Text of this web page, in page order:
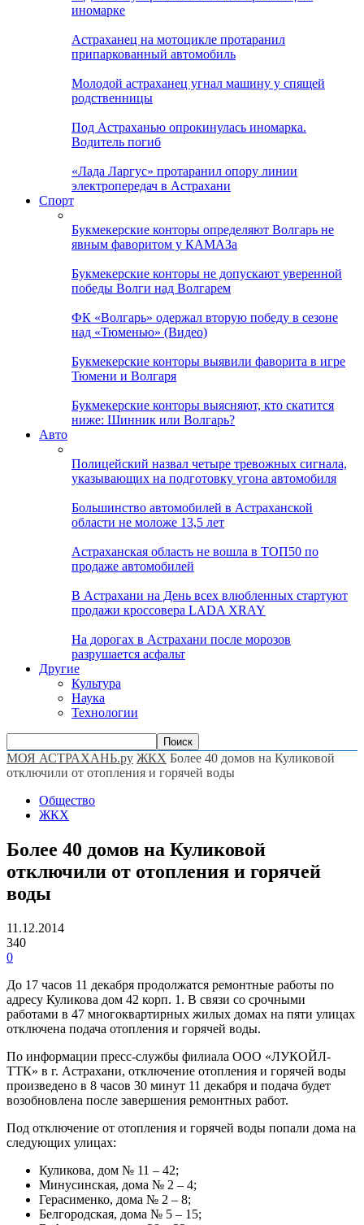
иномарке
Астраханец на мотоцикле протаранил
припаркованный автомобиль
Молодой астраханец угнал машину у спящей
родственницы
Под Астраханью опрокинулась иномарка.
Водитель погиб
«Лада Ларгус» протаранил опору линии
электропередач в Астрахани
Спорт
Букмекерские конторы определяют Волгарь не
явным фаворитом у КАМАЗа
Букмекерские конторы не допускают уверенной
победы Волги над Волгарем
ФК «Волгарь» одержал вторую победу в сезоне
над «Тюменью» (Видео)
Букмекерские конторы выявили фаворита в игре
Тюмени и Волгаря
Букмекерские конторы выясняют, кто скатится
ниже: Шинник или Волгарь?
Авто
Полицейский назвал четыре тревожных сигнала,
указывающих на подготовку угона автомобиля
Большинство автомобилей в Астраханской
области не моложе 13,5 лет
Астраханская область не вошла в ТОП50 по
продаже автомобилей
В Астрахани на День всех влюбленных стартуют
продажи кроссовера LADA XRAY
На дорогах в Астрахани после морозов
разрушается асфальт
Другие
Культура
Наука
Технологии
МОЯ АСТРАХАНЬ.ру ЖКХ Более 40 домов на Куликовой
отключили от отопления и горячей воды
Общество
ЖКХ
Более 40 домов на Куликовой
отключили от отопления и горячей
воды
11.12.2014
340
0
До 17 часов 11 декабря продолжатся ремонтные работы по
адресу Куликова дом 42 корп. 1. В связи со срочными
работами в 47 многоквартирных жилых домах на пяти улицах
отключена подача отопления и горячей воды.
По информации пресс-службы филиала ООО «ЛУКОЙЛ-
ТТК» в г. Астрахани, отключение отопления и горячей воды
произведено в 8 часов 30 минут 11 декабря и подача будет
возобновлена после завершения ремонтных работ.
Под отключение от отопления и горячей воды попали дома на
следующих улицах:
Куликова, дом № 11 – 42;
Минусинская, дома № 2 – 4;
Герасименко, дома № 2 – 8;
Белгородская, дома № 5 – 15;